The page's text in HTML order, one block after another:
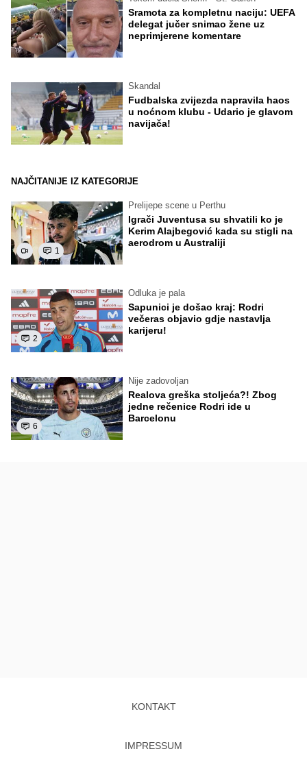
Sramota za kompletnu naciju: UEFA
delegat jučer snimao žene uz
neprimjerene komentare
Skandal
Fudbalska zvijezda napravila haos
u noćnom klubu - Udario je glavom
navijača!
NAJČITANIJE IZ KATEGORIJE
1
Prelijepe scene u Perthu
Igrači Juventusa su shvatili ko je
Kerim Alajbegović kada su stigli na
aerodrom u Australiji
2
Odluka je pala
Sapunici je došao kraj: Rodri
večeras objavio gdje nastavlja
karijeru!
6
Nije zadovoljan
Realova greška stoljeća?! Zbog
jedne rečenice Rodri ide u
Barcelonu
KONTAKT
IMPRESSUM